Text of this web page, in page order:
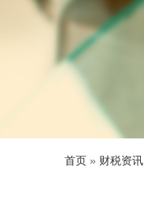
首页 » 财税资讯